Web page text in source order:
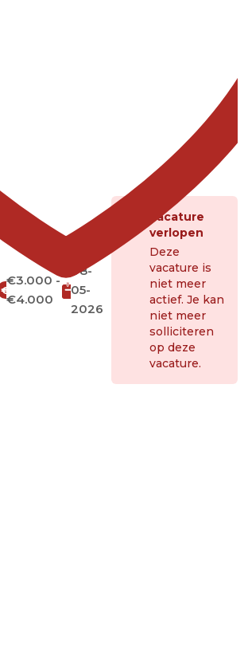
€
€3.000 -
€4.000
08-
05-
2026
Vacature
verlopen
Deze
vacature is
niet meer
actief. Je kan
niet meer
solliciteren
op deze
vacature.